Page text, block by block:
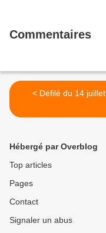
Commentaires
< Défilé du 14 juillet
Hébergé par Overblog
Top articles
Pages
Contact
Signaler un abus